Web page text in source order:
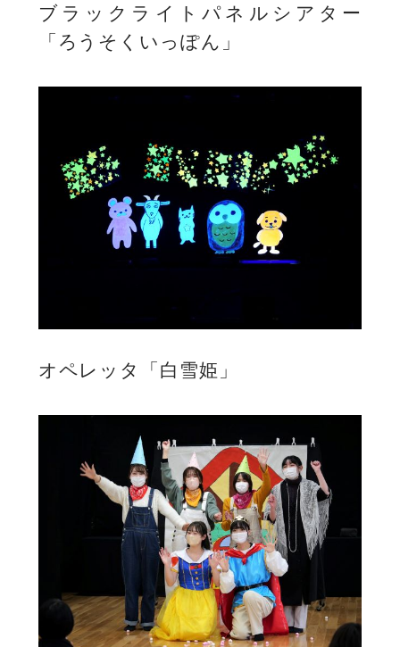
ブラックライトパネルシアター
「ろうそくいっぽん」
オペレッタ「白雪姫」